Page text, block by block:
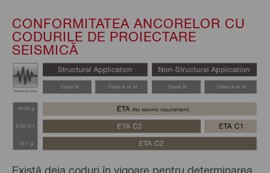
CONFORMITATEA ANCORELOR CU
CODURILE DE PROIECTARE
SEISMICĂ
Există deja coduri în vigoare pentru determinarea